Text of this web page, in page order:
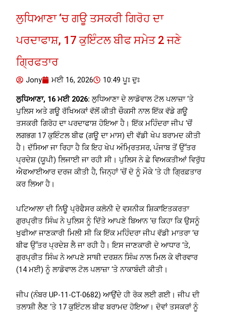
ਲੁਧਿਆਣਾ ‘ਚ ਗਊ ਤਸਕਰੀ ਗਿਰੋਹ ਦਾ
ਪਰਦਾਫਾਸ਼, 17 ਕੁਇੰਟਲ ਬੀਫ ਸਮੇਤ 2 ਜਣੇ
ਗ੍ਰਿਫਤਾਰ
Jony ਮਈ 16, 2026 10:49 ਪੂਃ ਦੁਃ
ਲੁਧਿਆਣਾ, 16 ਮਈ 2026: ਲੁਧਿਆਣਾ ਦੇ ਲਾਡੋਵਾਲ ਟੋਲ ਪਲਾਜ਼ਾ ‘ਤੇ
ਪੁਲਿਸ ਅਤੇ ਗਊ ਰੱਖਿਅਕਾਂ ਵੱਲੋਂ ਕੀਤੀ ਚੌਕਸੀ ਨਾਲ ਇੱਕ ਵੱਡੇ ਗਊ
ਤਸਕਰੀ ਗਿਰੋਹ ਦਾ ਪਰਦਾਫਾਸ਼ ਹੋਇਆ ਹੈ। ਇੱਕ ਮਹਿੰਦਰਾ ਜੀਪ ‘ਚੋਂ
ਲਗਭਗ 17 ਕੁਇੰਟਲ ਬੀਫ (ਗਊ ਦਾ ਮਾਸ) ਦੀ ਵੱਡੀ ਖੇਪ ਬਰਾਮਦ ਕੀਤੀ
ਹੈ। ਦੱਸਿਆ ਜਾ ਰਿਹਾ ਹੈ ਕਿ ਇਹ ਖੇਪ ਅੰਮ੍ਰਿਤਸਰ, ਪੰਜਾਬ ਤੋਂ ਉੱਤਰ
ਪ੍ਰਦੇਸ਼ (ਯੂਪੀ) ਲਿਜਾਈ ਜਾ ਰਹੀ ਸੀ। ਪੁਲਿਸ ਨੇ ਛੇ ਵਿਅਕਤੀਆਂ ਵਿਰੁੱਧ
ਐਫਆਈਆਰ ਦਰਜ ਕੀਤੀ ਹੈ, ਜਿਨ੍ਹਾਂ ‘ਚੋਂ ਦੋ ਨੂੰ ਮੌਕੇ ‘ਤੇ ਹੀ ਗ੍ਰਿਫ਼ਤਾਰ
ਕਰ ਲਿਆ ਹੈ।
ਪਟਿਆਲਾ ਦੀ ਨਿਊ ਪ੍ਰੋਫੈਸਰ ਕਲੋਨੀ ਦੇ ਵਸਨੀਕ ਸ਼ਿਕਾਇਤਕਰਤਾ
ਗੁਰਪ੍ਰੀਤ ਸਿੰਘ ਨੇ ਪੁਲਿਸ ਨੂੰ ਦਿੱਤੇ ਆਪਣੇ ਬਿਆਨ ‘ਚ ਕਿਹਾ ਕਿ ਉਸਨੂੰ
ਖੁਫੀਆ ਜਾਣਕਾਰੀ ਮਿਲੀ ਸੀ ਕਿ ਇੱਕ ਮਹਿੰਦਰਾ ਜੀਪ ਵੱਡੀ ਮਾਤਰਾ ‘ਚ
ਬੀਫ ਉੱਤਰ ਪ੍ਰਦੇਸ਼ ਲੈ ਜਾ ਰਹੀ ਹੈ। ਇਸ ਜਾਣਕਾਰੀ ਦੇ ਆਧਾਰ ‘ਤੇ,
ਗੁਰਪ੍ਰੀਤ ਸਿੰਘ ਨੇ ਆਪਣੇ ਸਾਥੀ ਦਰਸ਼ਨ ਸਿੰਘ ਨਾਲ ਮਿਲ ਕੇ ਵੀਰਵਾਰ
(14 ਮਈ) ਨੂੰ ਲਾਡੋਵਾਲ ਟੋਲ ਪਲਾਜ਼ਾ ‘ਤੇ ਨਾਕਾਬੰਦੀ ਕੀਤੀ।
ਜੀਪ (ਨੰਬਰ UP-11-CT-0682) ਆਉਂਦੇ ਹੀ ਰੋਕ ਲਈ ਗਈ। ਜੀਪ ਦੀ
ਤਲਾਸ਼ੀ ਲੈਣ ‘ਤੇ 17 ਕੁਇੰਟਲ ਬੀਫ ਬਰਾਮਦ ਹੋਇਆ। ਦੋਵਾਂ ਤਸਕਰਾਂ ਨੂੰ